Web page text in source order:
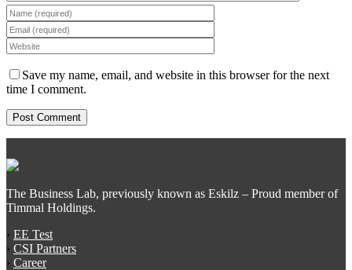
Save my name, email, and website in this browser for the next
time I comment.
The Business Lab, previously known as Eskilz – Proud member of
Timmal Holdings.
› EE Test
› CSI Partners
› Career